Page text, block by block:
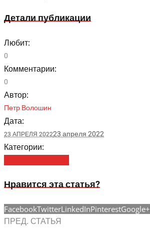
Детали публикации
Любит:
0
Комментарии:
0
Автор:
Петр Волошин
Дата:
23 АПРЕЛЯ 202223 апреля 2022
Категории:
Нравится эта статья?
FacebookTwitterLinkedInPinterestGoogle+
ПРЕД. СТАТЬЯ